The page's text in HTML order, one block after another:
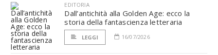
EDITORIA
Dall’antichità alla Golden Age: ecco la
storia della fantascienza letteraria
LEGGI 16/07/2026